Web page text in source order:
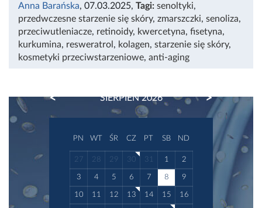
Anna Barańska, 07.03.2025, Tagi: senoltyki,
przedwczesne starzenie się skóry, zmarszczki, senoliza,
przeciwutleniacze, retinoidy, kwercetyna, fisetyna,
kurkumina, resweratrol, kolagen, starzenie się skóry,
kosmetyki przeciwstarzeniowe, anti-aging
SIERPIEŃ 2026
PREVIOUS NEXT
PN WT ŚR CZ PT SB ND
27 28 29 30 31 1 2
3 4 5 6 7 8 9
10 11 12 13 14 15 16